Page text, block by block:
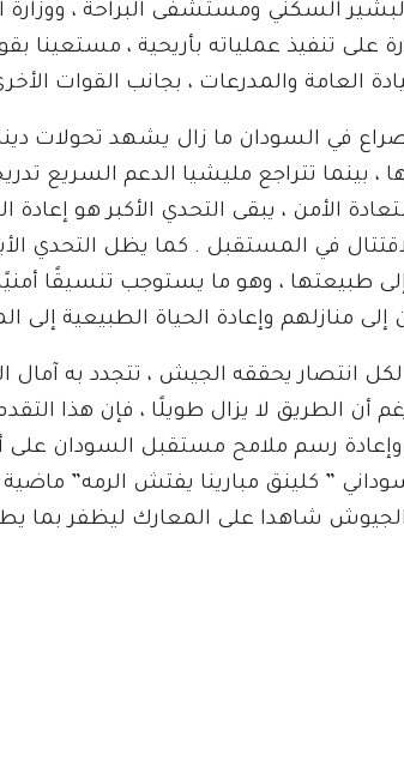
السكني ومستشفى البراحة ، ووزارة
على تنفيذ عملياته بأريحية ، مستعينا
العامة والمدرعات ، بجانب القوات
في السودان ما زال يشهد تحولات
بينما تتراجع مليشيا الدعم السريع
الأمن ، يبقى التحدي الأكبر هو
في المستقبل . كما يظل التحدي
طبيعتها ، وهو ما يستوجب تنسيقًا أمنيًا
إلى منازلهم وإعادة الحياة الطبيعية
انتصار يحققه الجيش ، تتجدد به آمال
أن الطريق لا يزال طويلًا ، فإن هذا
وإعادة رسم ملامح مستقبل السودان
” كلينق مبارينا يفتش الرمه” ماضية
شاهدا على المعارك ليظفر بما